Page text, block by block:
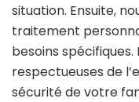
situation. Ensuite,
traitement
besoins
respectueuses de
sécurité de votre